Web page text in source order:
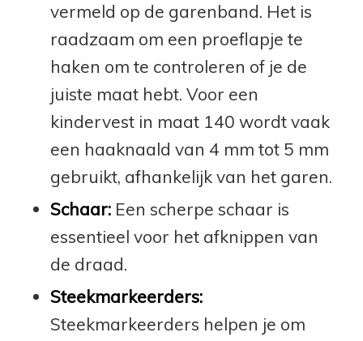
vermeld op de garenband. Het is
raadzaam om een proeflapje te
haken om te controleren of je de
juiste maat hebt. Voor een
kindervest in maat 140 wordt vaak
een haaknaald van 4 mm tot 5 mm
gebruikt, afhankelijk van het garen.
Schaar:Een scherpe schaar is
essentieel voor het afknippen van
de draad.
Steekmarkeerders:
Steekmarkeerders helpen je om